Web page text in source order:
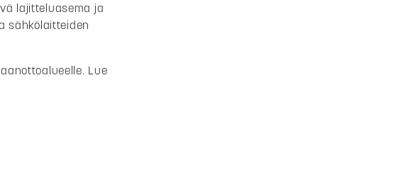
lajitteluasema ja
sähkölaitteiden
Lue